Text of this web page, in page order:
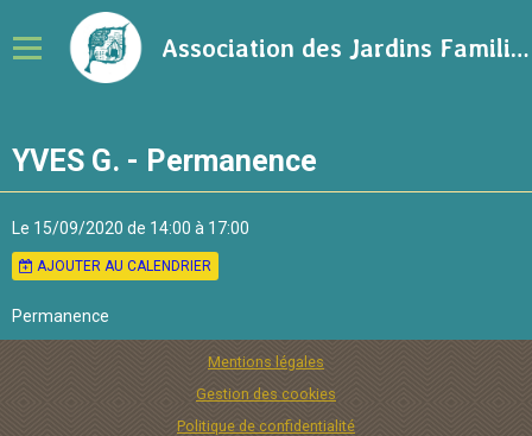
Association des Jardins Familiaux de la Ville de Rennes
Calendrier
Ressources sur le jardinage
Blog
YVES G. - Permanence
Le 15/09/2020 de 14:00 à 17:00
AJOUTER AU CALENDRIER
Permanence
Mentions légales
Gestion des cookies
Politique de confidentialité